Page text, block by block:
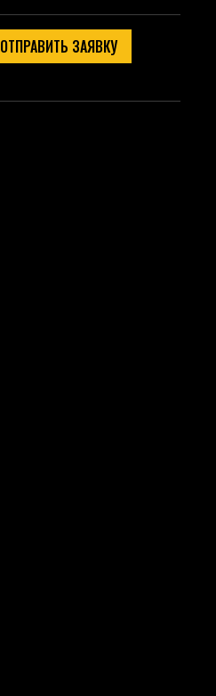
ОТПРАВИТЬ ЗАЯВКУ